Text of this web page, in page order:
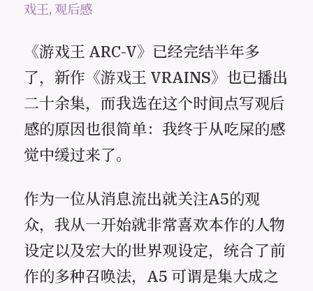
戏王,观后感
《游戏王 ARC-V》已经完结半年多
了，新作《游戏王 VRAINS》也已播出
二十余集，而我选在这个时间点写观后
感的原因也很简单：我终于从吃屎的感
觉中缓过来了。
作为一位从消息流出就关注A5的观
众，我从一开始就非常喜欢本作的人物
设定以及宏大的世界观设定，统合了前
作的多种召唤法，A5 可谓是集大成之